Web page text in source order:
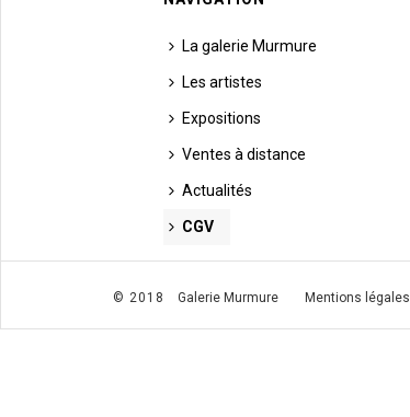
La galerie Murmure
Les artistes
Expositions
Ventes à distance
Actualités
CGV
© 2018 Galerie Murmure Mentions légales